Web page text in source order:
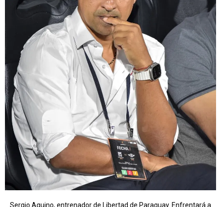
Sergio Aquino, entrenador de Libertad de Paraguay. Enfrentará a